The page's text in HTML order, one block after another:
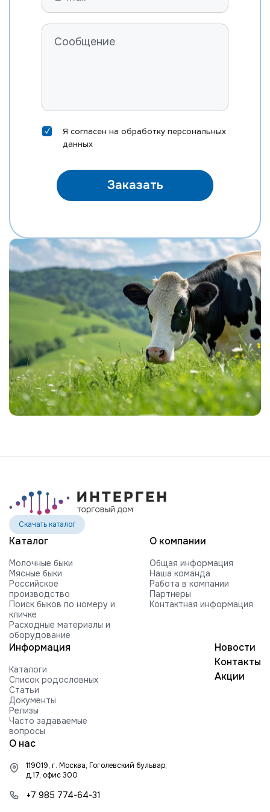
FARNEAR B-BOB MASTER-ET
RI-VAL-RE MOD MCCORD-P-ET
MR SILVER NAUTICAL-ET
MR NOBLE NEPOLEAN
MR SUPERHERO NEXUS-ET
MR RUBICON NICHE-ET
MR SPRING NIGHTHAWK-ET
MR MT NIGHTLIFE 31444-ET
MR TROY NIGHTSTICK 61156-ET
MR SPRING NOBLE 2-ETN
MR SUPERHERO NOLAN-ET
MR WINGS NORTON-ET
EDG DIRECTOR OPTIC-ET
POTTERS-FIELD PAVETHEWAY-TW
TEEMAR MODESTY RATE-ET
GENOSOURCE DELTA REGMA-ET
VOGUE REVIVAL-RED-ET
HILMAR C ROCKFORD-ET
FARNEAR-BH MOGUL ROCKY-ET
FARNEAR ROXY B 54505-ET G +2416
Edg RUBICON-ET
EDG COIN RUEBEN 25004-ET
BUTLERVIEW SHUT-OUT-ET
BRYHILL SOCRATES P-ETN
TRAMILDA MISSO SOLO-ET
EDG PRE STANLEY 25021-ET
DELICIOUS H-NOON TAMPA-ET
Я согласен на обработку персональных
данных
Заказать
Скачать каталог
Каталог
Молочные быки
Мясные быки
Российское
производство
Поиск быков по номеру и
кличке
Расходные материалы и
оборудование
О компании
Общая информация
Наша команда
Работа в компании
Партнеры
Контактная информация
Информация
Каталоги
Список родословных
Статьи
Документы
Релизы
Часто задаваемые
вопросы
Новости
Контакты
Акции
О нас
119019, г. Москва, Гоголевский бульвар,
д.17, офис 300
+7 985 774-64-31